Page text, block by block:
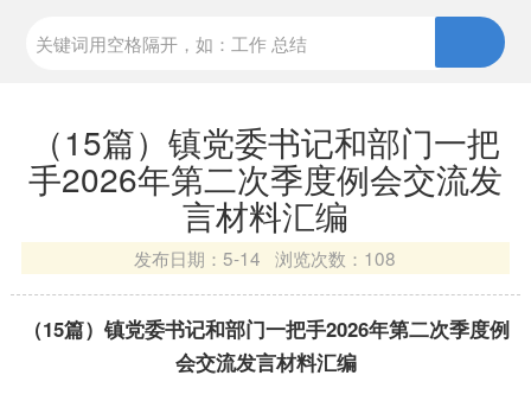
（15篇）镇党委书记和部门一把
手2026年第二次季度例会交流发
言材料汇编
发布日期：5-14 浏览次数： 108
（15篇）镇党委书记和部门一把手2026年第二次季度例
会交流发言材料汇编